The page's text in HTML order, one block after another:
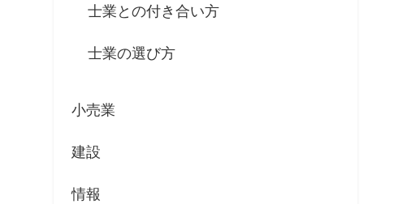
士業との付き合い方
士業の選び方
小売業
建設
情報